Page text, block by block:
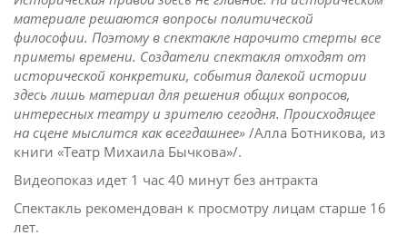
материале решаются вопросы политической
философии. Поэтому в спектакле нарочито стерты все
приметы времени. Создатели спектакля отходят от
исторической конкретики, события далекой истории
здесь лишь материал для решения общих вопросов,
интересных театру и зрителю сегодня. Происходящее
на сцене мыслится как всегдашнее» /Алла Ботникова, из
книги «Театр Михаила Бычкова»/.
Видеопоказ идет 1 час 40 минут без антракта
Спектакль рекомендован к просмотру лицам старше 16
лет.